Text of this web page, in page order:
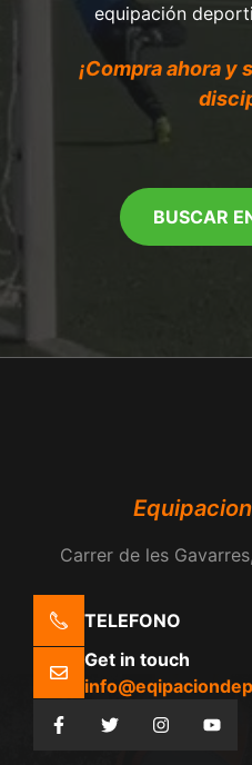
equipación
¡Compra ahora y
BUSCAR
Carrer de les
TELEFONO
Get in touch